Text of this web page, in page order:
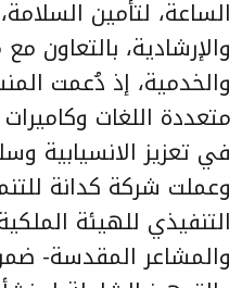
الساعة، لتأمين
والإرشادية، بالتعاون
والخدمية، إذ دُعمت
متعددة اللغات
في تعزيز الانسيابية
وعملت شركة كدانة
التنفيذي للهيئة
والمشاعر المقدسة-